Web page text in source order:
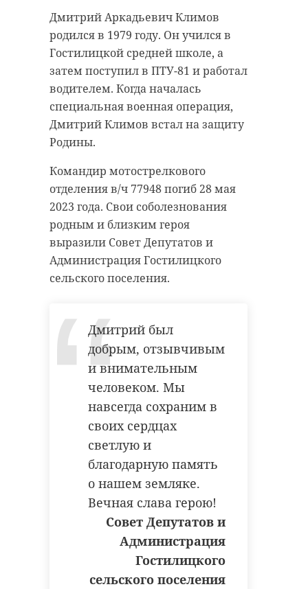
Дмитрий Аркадьевич Климов
родился в 1979 году. Он учился в
Гостилицкой средней школе, а
затем поступил в ПТУ-81 и работал
водителем. Когда началась
специальная военная операция,
Дмитрий Климов встал на защиту
Родины.
Командир мотострелкового
отделения в/ч 77948 погиб 28 мая
2023 года. Свои соболезнования
родным и близким героя
выразили Совет Депутатов и
Администрация Гостилицкого
сельского поселения.
Дмитрий был
добрым, отзывчивым
и внимательным
человеком. Мы
навсегда сохраним в
своих сердцах
светлую и
благодарную память
о нашем земляке.
Вечная слава герою!
Совет Депутатов и
Администрация
Гостилицкого
сельского поселения